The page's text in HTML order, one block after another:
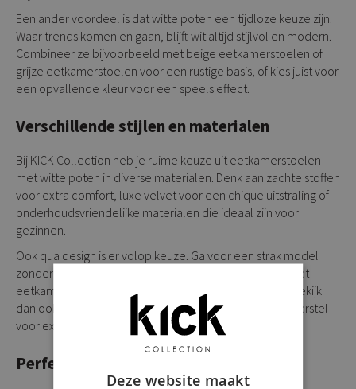
Een ander voordeel is dat witte poten een tijdloze keuze zijn.
Waar trends komen en gaan, blijft wit altijd stijlvol en modern.
Combineer ze bijvoorbeeld met beige eetkamerstoelen of
grijze eetkamerstoelen voor een rustige basis, of kies juist voor
een opvallende kleur voor een speels effect.
Verschillende stijlen en materialen
Bij KICK Collection heb je ruime keuze uit eetkamerstoelen
met witte poten in diverse materialen. Denk aan zachte stoffen
voor extra comfort, luxe velvet voor een chique uitstraling of
onderhoudsvriendelijke materialen die ideaal zijn voor
gezinnen.
Ook qua design is er volop keuze. Ga voor een strak model
zonder armleuningen of kies juist voor extra comfort met
eetkamerstoelen met armleuning
. Liever iets unieks? Bekijk
dan ook onze
draaibare eetkamerstoelen
met wit onderstel
voor extra functionaliteit en een moderne twist.
Perfect te combineren in elk interieur
Deze website maakt